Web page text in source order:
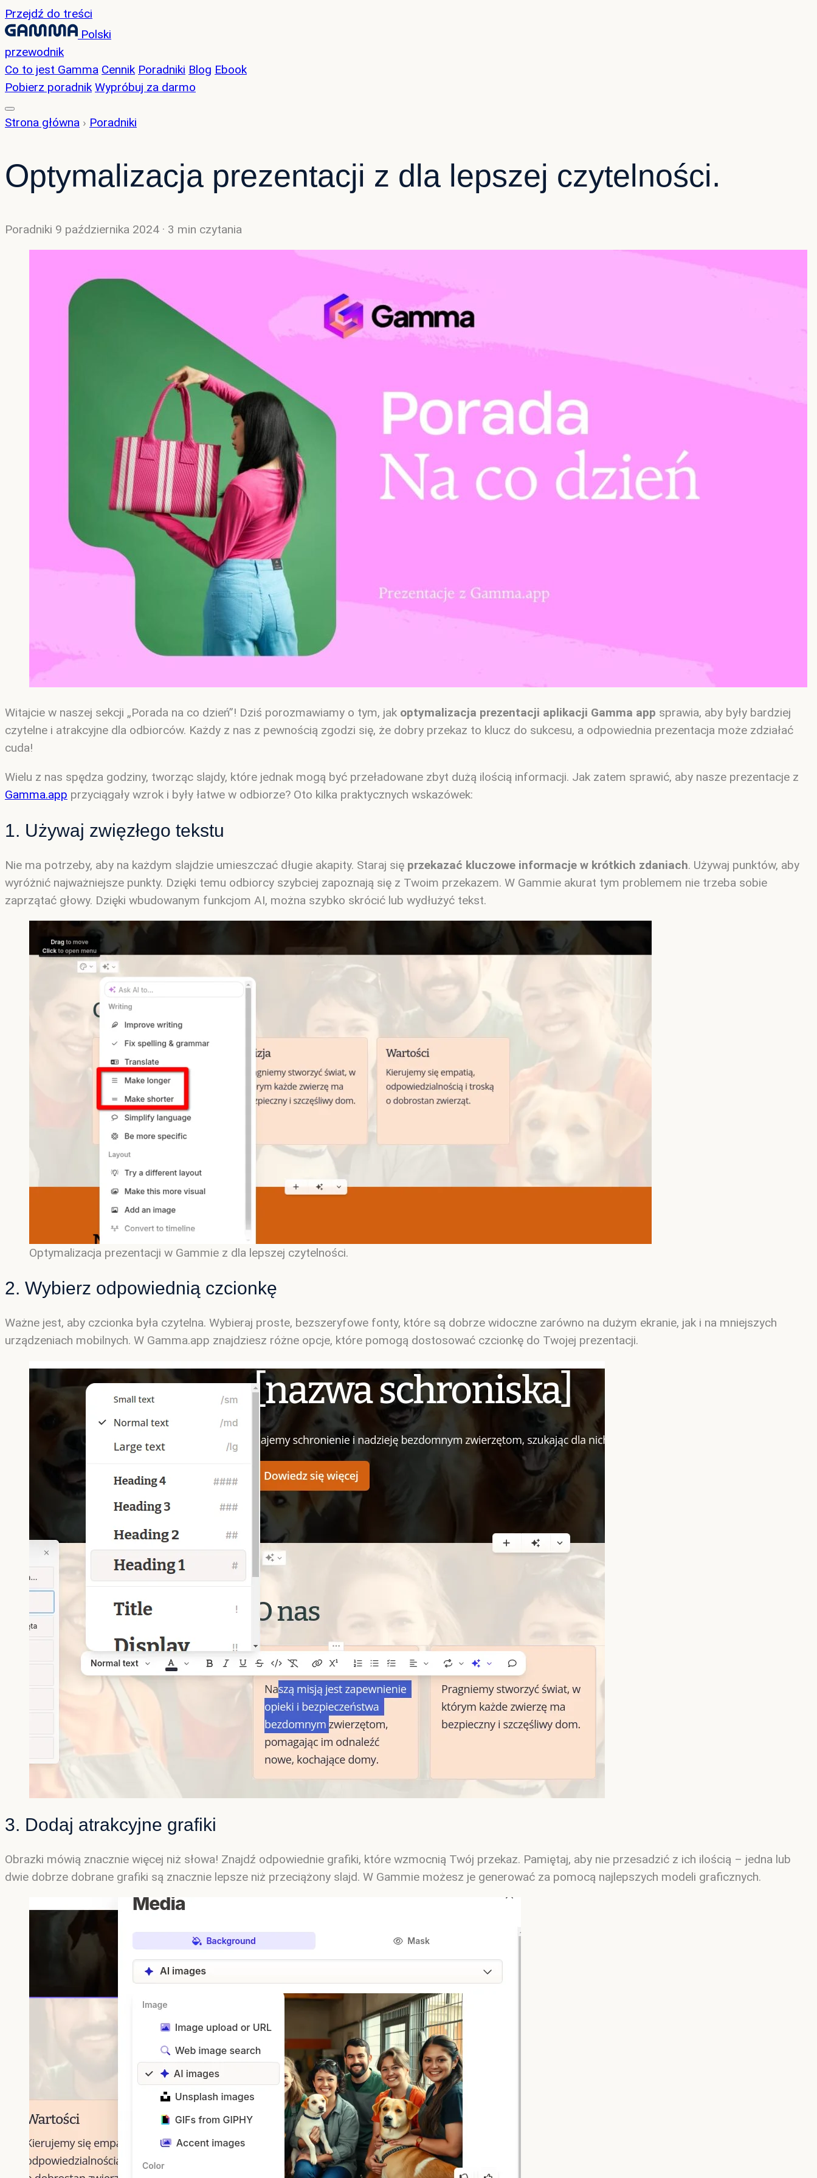
Przejdź do treści
Polski
przewodnik
Co to jest Gamma Cennik Poradniki Blog Ebook
Pobierz poradnik Wypróbuj za darmo
Strona główna › Poradniki
Optymalizacja prezentacji z dla lepszej czytelności.
Poradniki 9 października 2024 · 3 min czytania
Witajcie w naszej sekcji „Porada na co dzień”! Dziś porozmawiamy o tym, jak optymalizacja prezentacji aplikacji Gamma app sprawia, aby były bardziej
czytelne i atrakcyjne dla odbiorców. Każdy z nas z pewnością zgodzi się, że dobry przekaz to klucz do sukcesu, a odpowiednia prezentacja może zdziałać
cuda!
Wielu z nas spędza godziny, tworząc slajdy, które jednak mogą być przeładowane zbyt dużą ilością informacji. Jak zatem sprawić, aby nasze prezentacje z
Gamma.app przyciągały wzrok i były łatwe w odbiorze? Oto kilka praktycznych wskazówek:
1. Używaj zwięzłego tekstu
Nie ma potrzeby, aby na każdym slajdzie umieszczać długie akapity. Staraj się przekazać kluczowe informacje w krótkich zdaniach. Używaj punktów, aby
wyróżnić najważniejsze punkty. Dzięki temu odbiorcy szybciej zapoznają się z Twoim przekazem. W Gammie akurat tym problemem nie trzeba sobie
zaprzątać głowy. Dzięki wbudowanym funkcjom AI, można szybko skrócić lub wydłużyć tekst.
Optymalizacja prezentacji w Gammie z dla lepszej czytelności.
2. Wybierz odpowiednią czcionkę
Ważne jest, aby czcionka była czytelna. Wybieraj proste, bezszeryfowe fonty, które są dobrze widoczne zarówno na dużym ekranie, jak i na mniejszych
urządzeniach mobilnych. W Gamma.app znajdziesz różne opcje, które pomogą dostosować czcionkę do Twojej prezentacji.
3. Dodaj atrakcyjne grafiki
Obrazki mówią znacznie więcej niż słowa! Znajdź odpowiednie grafiki, które wzmocnią Twój przekaz. Pamiętaj, aby nie przesadzić z ich ilością – jedna lub
dwie dobrze dobrane grafiki są znacznie lepsze niż przeciążony slajd. W Gammie możesz je generować za pomocą najlepszych modeli graficznych.